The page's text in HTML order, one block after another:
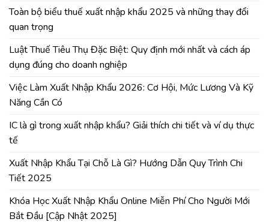
Toàn bộ biểu thuế xuất nhập khẩu 2025 và những thay đổi
quan trọng
Luật Thuế Tiêu Thụ Đặc Biệt: Quy định mới nhất và cách áp
dụng đúng cho doanh nghiệp
Việc Làm Xuất Nhập Khẩu 2026: Cơ Hội, Mức Lương Và Kỹ
Năng Cần Có
IC là gì trong xuất nhập khẩu? Giải thích chi tiết và ví dụ thực
tế
Xuất Nhập Khẩu Tại Chỗ Là Gì? Hướng Dẫn Quy Trình Chi
Tiết 2025
Khóa Học Xuất Nhập Khẩu Online Miễn Phí Cho Người Mới
Bắt Đầu [Cập Nhật 2025]